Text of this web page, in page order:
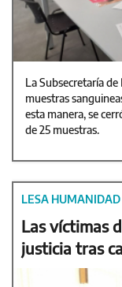
La Subsecretaría
muestras
esta manera, se
de 25 muestras.
LESA HUMANIDAD
Las víctimas
justicia tras